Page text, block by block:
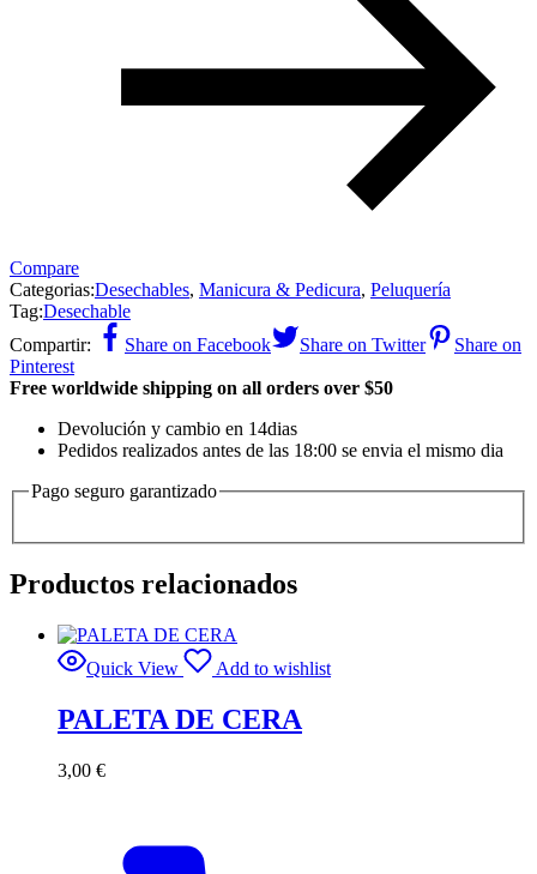
Compare
Categorias:Desechables, Manicura & Pedicura, Peluquería
Tag:Desechable
Compartir:
Share on Facebook Share on Twitter
Share on
Pinterest
Free worldwide shipping on all orders over $50
Devolución y cambio en 14dias
Pedidos realizados antes de las 18:00 se envia el mismo dia
Pago seguro garantizado
Productos relacionados
Quick View Add to wishlist
PALETA DE CERA
3,00 €